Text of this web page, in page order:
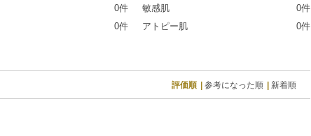
0件
0件
敏感肌
0件
アトピー肌
0件
評価順 参考になった順 新着順